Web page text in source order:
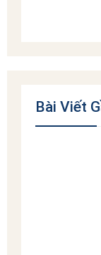
Bài Viết